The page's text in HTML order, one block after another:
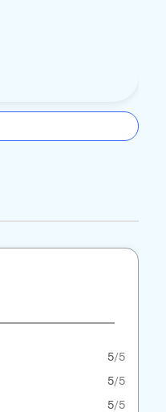
5/5
5/5
5/5